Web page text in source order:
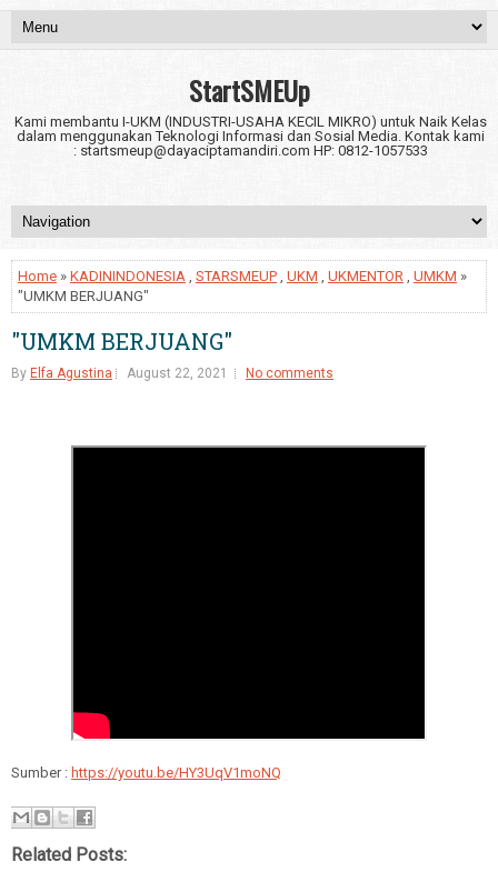
StartSMEUp
Kami membantu I-UKM (INDUSTRI-USAHA KECIL MIKRO) untuk Naik Kelas
dalam menggunakan Teknologi Informasi dan Sosial Media. Kontak kami
: startsmeup@dayaciptamandiri.com HP: 0812-1057533
Home » KADININDONESIA , STARSMEUP , UKM , UKMENTOR , UMKM »
"UMKM BERJUANG"
"UMKM BERJUANG"
By Elfa Agustina August 22, 2021 No comments
Sumber : https://youtu.be/HY3UqV1moNQ
Related Posts: